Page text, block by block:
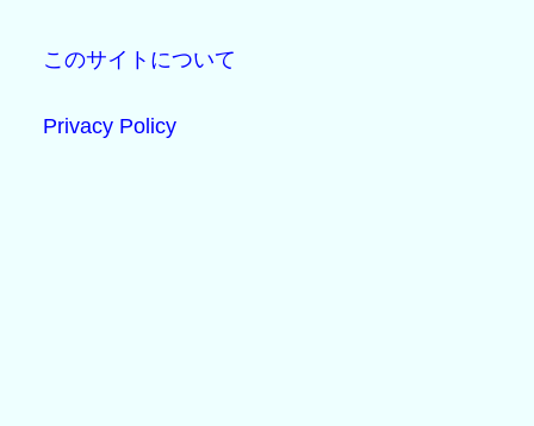
このサイトについて
Privacy Policy